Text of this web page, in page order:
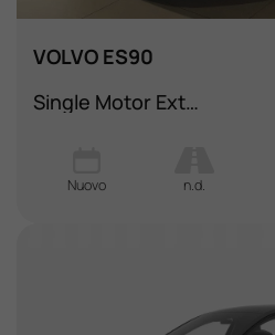
Contattaci
VOLVO ES90
Single Motor Extended Range Ultra
Nuovo n.d.